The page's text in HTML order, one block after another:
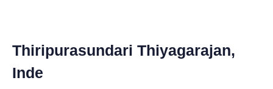
Thiripurasundari Thiyagarajan,
Inde